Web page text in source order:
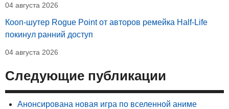
04 августа 2026
Кооп-шутер Rogue Point от авторов ремейка Half-Life
покинул ранний доступ
04 августа 2026
Следующие публикации
Анонсирована новая игра по вселенной аниме